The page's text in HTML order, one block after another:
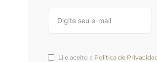
Li e aceito a Política de